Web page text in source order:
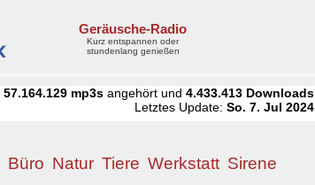
Geräusche-Radio
Kurz entspannen oder
stundenlang genießen
57.164.129 mp3s angehört und4.433.413 Downloads
Letztes Update:So. 7. Jul 2024
Büro Natur Tiere Werkstatt Sirene